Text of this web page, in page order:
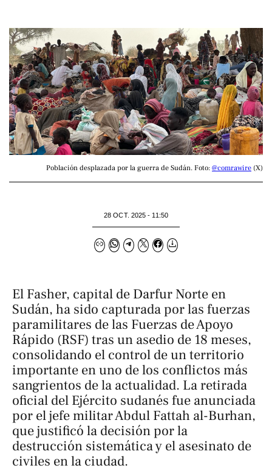
Población desplazada por la guerra de Sudán. Foto: @comrawire (X)
28 OCT. 2025 - 11:50
El Fasher, capital de Darfur Norte en
Sudán, ha sido capturada por las fuerzas
paramilitares de las Fuerzas de Apoyo
Rápido (RSF) tras un asedio de 18 meses,
consolidando el control de un territorio
importante en uno de los conflictos más
sangrientos de la actualidad. La retirada
oficial del Ejército sudanés fue anunciada
por el jefe militar Abdul Fattah al-Burhan,
que justificó la decisión por la
destrucción sistemática y el asesinato de
civiles en la ciudad.